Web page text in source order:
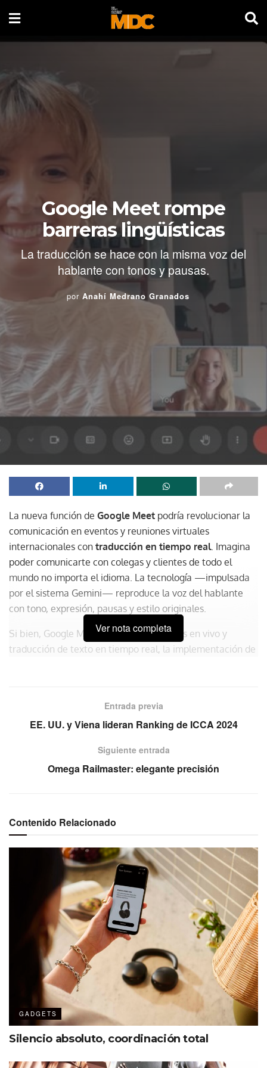
Google Meet rompe
barreras lingüísticas
La traducción se hace con la misma voz del
hablante con tonos y pausas.
por Anahí Medrano Granados
La nueva función de Google Meet podría revolucionar la
comunicación en eventos y reuniones virtuales
internacionales con traducción en tiempo real. Imagina
poder comunicarte con colegas y clientes de todo el
mundo no importa el idioma. La tecnología —impulsada
por el sistema Gemini— reproduce la voz del hablante
con tono, expresión, pausas y estilo originales.
Si bien, Google Meet ya ofrecía subtítulos en vivo y
traducción de texto en tiempo real, la implementación de
La función en acción
En un evento en California, Google demostró cómo esta
herramienta puede facilitar la comunicación entre
personas que no comparten el mismo idioma. Un video
segundos después.
Ver nota completa
Entrada previa
EE. UU. y Viena lideran Ranking de ICCA 2024
Siguiente entrada
Omega Railmaster: elegante precisión
Contenido Relacionado
GADGETS
Silencio absoluto, coordinación total